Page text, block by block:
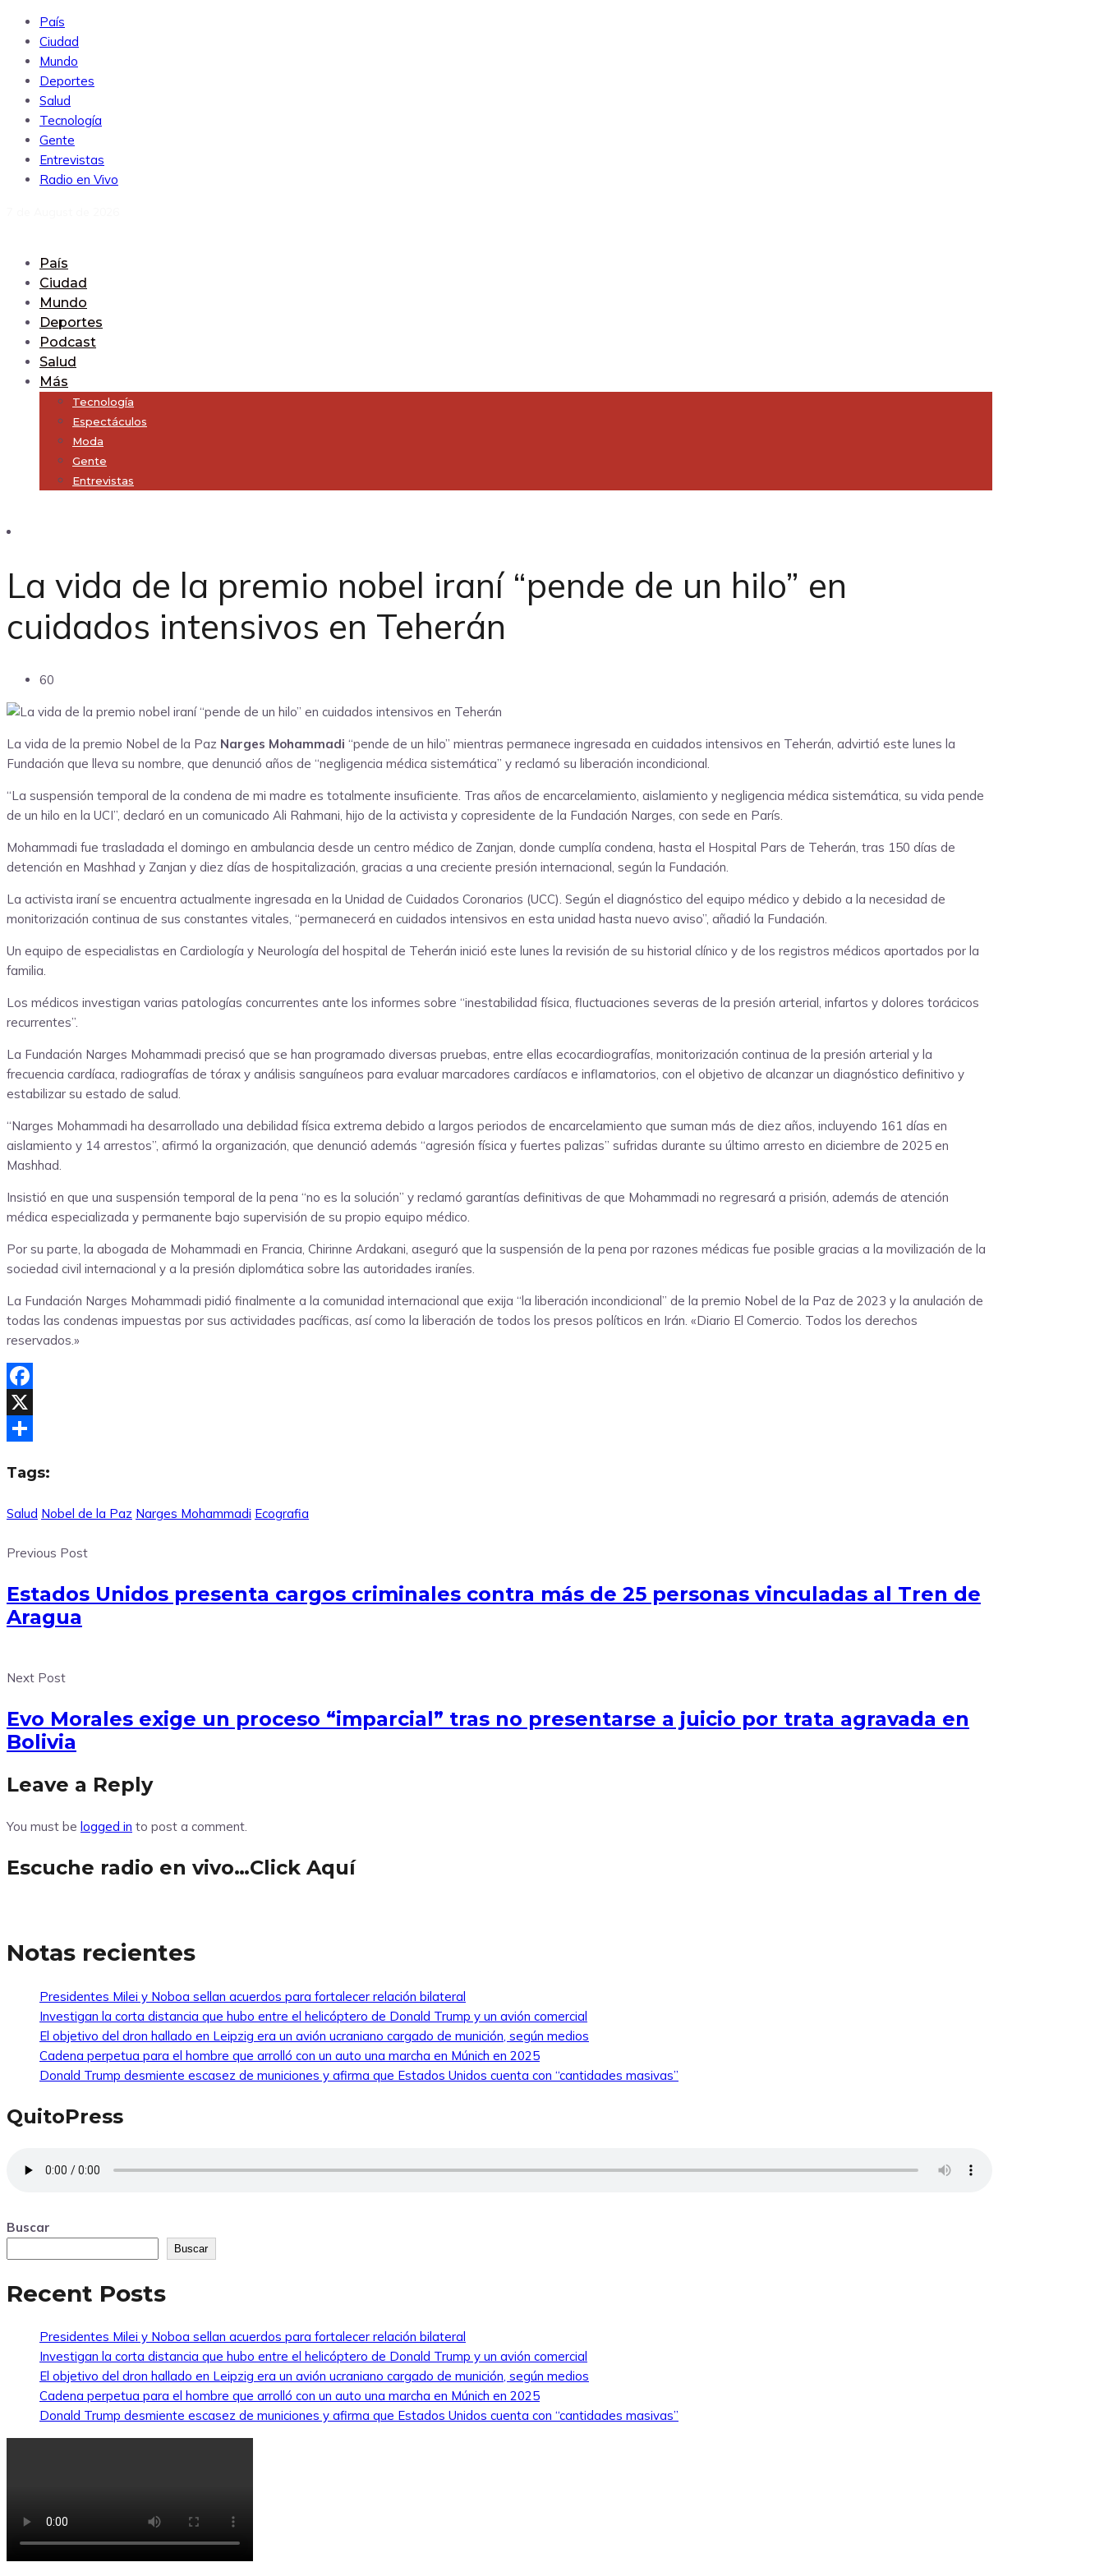
País
Ciudad
Mundo
Deportes
Salud
Tecnología
Gente
Entrevistas
Radio en Vivo
País
Ciudad
Mundo
Deportes
Podcast
Salud
Más
Tecnología
Espectáculos
Moda
Gente
Entrevistas
La vida de la premio nobel iraní “pende de un hilo” en
cuidados intensivos en Teherán
60
La vida de la premio Nobel de la Paz Narges Mohammadi “pende de un hilo” mientras permanece ingresada en cuidados intensivos en Teherán, advirtió este lunes la
Fundación que lleva su nombre, que denunció años de “negligencia médica sistemática” y reclamó su liberación incondicional.
“La suspensión temporal de la condena de mi madre es totalmente insuficiente. Tras años de encarcelamiento, aislamiento y negligencia médica sistemática, su vida pende
de un hilo en la UCI”, declaró en un comunicado Ali Rahmani, hijo de la activista y copresidente de la Fundación Narges, con sede en París.
Mohammadi fue trasladada el domingo en ambulancia desde un centro médico de Zanjan, donde cumplía condena, hasta el Hospital Pars de Teherán, tras 150 días de
detención en Mashhad y Zanjan y diez días de hospitalización, gracias a una creciente presión internacional, según la Fundación.
La activista iraní se encuentra actualmente ingresada en la Unidad de Cuidados Coronarios (UCC). Según el diagnóstico del equipo médico y debido a la necesidad de
monitorización continua de sus constantes vitales, “permanecerá en cuidados intensivos en esta unidad hasta nuevo aviso”, añadió la Fundación.
Un equipo de especialistas en Cardiología y Neurología del hospital de Teherán inició este lunes la revisión de su historial clínico y de los registros médicos aportados por la
familia.
Los médicos investigan varias patologías concurrentes ante los informes sobre “inestabilidad física, fluctuaciones severas de la presión arterial, infartos y dolores torácicos
recurrentes”.
La Fundación Narges Mohammadi precisó que se han programado diversas pruebas, entre ellas ecocardiografías, monitorización continua de la presión arterial y la
frecuencia cardíaca, radiografías de tórax y análisis sanguíneos para evaluar marcadores cardíacos e inflamatorios, con el objetivo de alcanzar un diagnóstico definitivo y
estabilizar su estado de salud.
“Narges Mohammadi ha desarrollado una debilidad física extrema debido a largos periodos de encarcelamiento que suman más de diez años, incluyendo 161 días en
aislamiento y 14 arrestos”, afirmó la organización, que denunció además “agresión física y fuertes palizas” sufridas durante su último arresto en diciembre de 2025 en
Mashhad.
Insistió en que una suspensión temporal de la pena “no es la solución” y reclamó garantías definitivas de que Mohammadi no regresará a prisión, además de atención
médica especializada y permanente bajo supervisión de su propio equipo médico.
Por su parte, la abogada de Mohammadi en Francia, Chirinne Ardakani, aseguró que la suspensión de la pena por razones médicas fue posible gracias a la movilización de la
sociedad civil internacional y a la presión diplomática sobre las autoridades iraníes.
La Fundación Narges Mohammadi pidió finalmente a la comunidad internacional que exija “la liberación incondicional” de la premio Nobel de la Paz de 2023 y la anulación de
todas las condenas impuestas por sus actividades pacíficas, así como la liberación de todos los presos políticos en Irán. «Diario El Comercio. Todos los derechos
reservados.»
Facebook
X
Tags:
Salud Nobel de la Paz Narges Mohammadi Ecografia
Previous Post
Estados Unidos presenta cargos criminales contra más de 25 personas vinculadas al Tren de
Aragua
Next Post
Evo Morales exige un proceso “imparcial” tras no presentarse a juicio por trata agravada en
Bolivia
Leave a Reply
You must be logged in to post a comment.
Escuche radio en vivo…Click Aquí
Notas recientes
Presidentes Milei y Noboa sellan acuerdos para fortalecer relación bilateral
Investigan la corta distancia que hubo entre el helicóptero de Donald Trump y un avión comercial
El objetivo del dron hallado en Leipzig era un avión ucraniano cargado de munición, según medios
Cadena perpetua para el hombre que arrolló con un auto una marcha en Múnich en 2025
Donald Trump desmiente escasez de municiones y afirma que Estados Unidos cuenta con “cantidades masivas”
QuitoPress
Buscar
Buscar
Recent Posts
Presidentes Milei y Noboa sellan acuerdos para fortalecer relación bilateral
Investigan la corta distancia que hubo entre el helicóptero de Donald Trump y un avión comercial
El objetivo del dron hallado en Leipzig era un avión ucraniano cargado de munición, según medios
Cadena perpetua para el hombre que arrolló con un auto una marcha en Múnich en 2025
Donald Trump desmiente escasez de municiones y afirma que Estados Unidos cuenta con “cantidades masivas”